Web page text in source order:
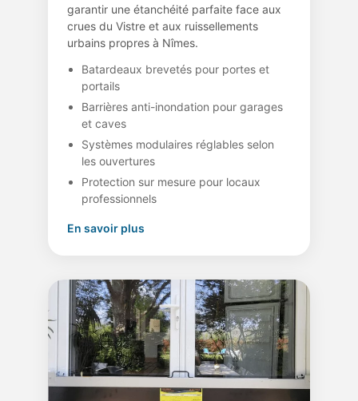
garantir une étanchéité parfaite face aux
crues du Vistre et aux ruissellements
urbains propres à Nîmes.
Batardeaux brevetés pour portes et
portails
Barrières anti-inondation pour garages
et caves
Systèmes modulaires réglables selon
les ouvertures
Protection sur mesure pour locaux
professionnels
En savoir plus